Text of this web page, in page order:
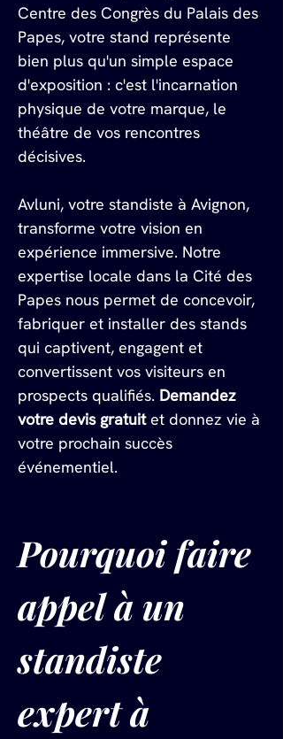
Centre des Congrès du Palais des
Papes, votre stand représente
bien plus qu'un simple espace
d'exposition : c'est l'incarnation
physique de votre marque, le
théâtre de vos rencontres
décisives.
Avluni, votre standiste à Avignon,
transforme votre vision en
expérience immersive. Notre
expertise locale dans la Cité des
Papes nous permet de concevoir,
fabriquer et installer des stands
qui captivent, engagent et
convertissent vos visiteurs en
prospects qualifiés. Demandez
votre devis gratuit et donnez vie à
votre prochain succès
événementiel.
Pourquoi faire
appel à un
standiste
expert à